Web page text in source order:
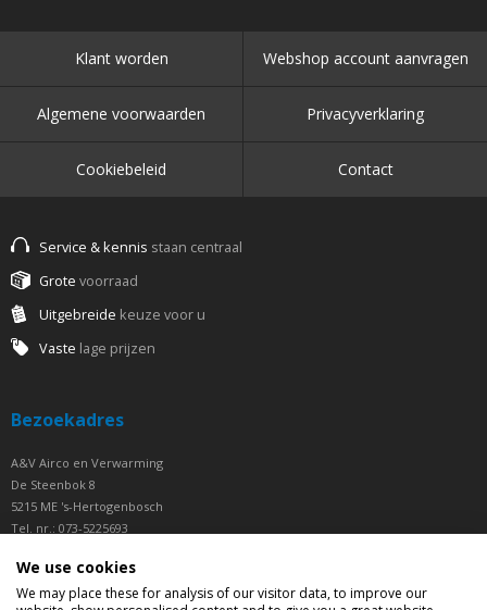
Klant worden Webshop account aanvragen
Algemene voorwaarden Privacyverklaring
Cookiebeleid Contact
Service & kennis staan centraal
Grote voorraad
Uitgebreide keuze voor u
Vaste lage prijzen
Bezoekadres
A&V Airco en Verwarming
De Steenbok 8
5215 ME 's-Hertogenbosch
Tel. nr.: 073-5225693
Openingstijden
We use cookies
We may place these for analysis of our visitor data, to improve our